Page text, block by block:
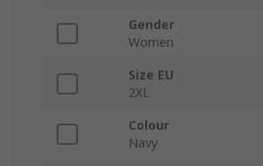
Gender
Women
Size EU
2XL
Colour
Navy